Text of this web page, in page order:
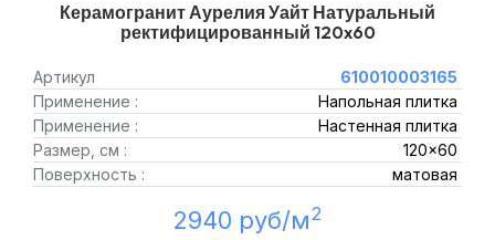
Керамогранит Аурелия Уайт Натуральный
ректифицированный 120x60
Артикул
610010003165
Применение :
Напольная плитка
Применение :
Настенная плитка
Размер, см :
120x60
Поверхность :
матовая
2940 руб/м2